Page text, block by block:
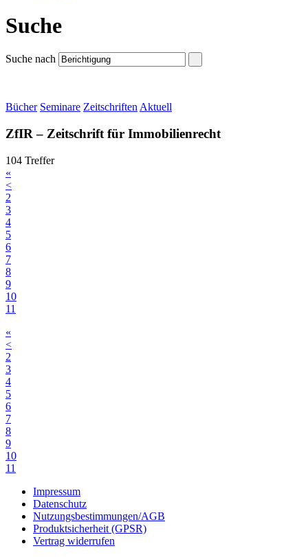
Suche
Suche nach
Bücher Seminare ZeitschriftenAktuell
ZfIR – Zeitschrift für Immobilienrecht
104 Treffer
«
<
2
3
4
5
6
7
8
9
10
11
«
<
2
3
4
5
6
7
8
9
10
11
Impressum
Datenschutz
Nutzungsbestimmungen/AGB
Produktsicherheit (GPSR)
Vertrag widerrufen